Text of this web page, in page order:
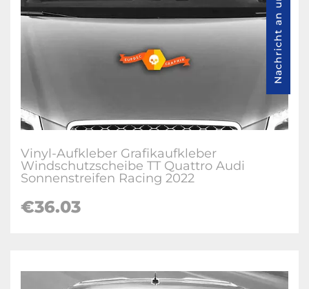
Vinyl-Aufkleber Grafikaufkleber
Windschutzscheibe TT Quattro Audi
Sonnenstreifen Racing 2022
€36.03
Nachricht an uns